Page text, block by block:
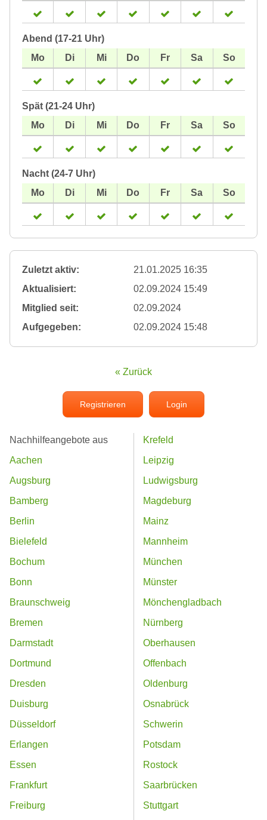
Abend (17-21 Uhr)
Spät (21-24 Uhr)
Nacht (24-7 Uhr)
Zuletzt aktiv:
21.01.2025 16:35
Aktualisiert:
02.09.2024 15:49
Mitglied seit:
02.09.2024
Aufgegeben:
02.09.2024 15:48
« Zurück
Registrieren Login
Nachhilfeangebote aus
Aachen
Augsburg
Bamberg
Berlin
Bielefeld
Bochum
Bonn
Braunschweig
Bremen
Darmstadt
Dortmund
Dresden
Duisburg
Düsseldorf
Erlangen
Essen
Frankfurt
Freiburg
Krefeld
Leipzig
Ludwigsburg
Magdeburg
Mainz
Mannheim
München
Münster
Mönchengladbach
Nürnberg
Oberhausen
Offenbach
Oldenburg
Osnabrück
Schwerin
Potsdam
Rostock
Saarbrücken
Stuttgart